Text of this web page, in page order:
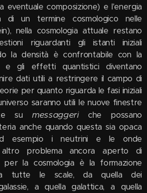
eventuale composizione) e l'energia
di un termine cosmologico nelle
nella cosmologia attuale restano
riguardanti gli istanti iniziali
la densità è confrontabile con la
e gli effetti quantistici diventano
dati utili a restringere il campo di
per quanto riguarda le fasi iniziali
saranno utili le nuove finestre
su messaggeriche possano
anche quando questa sia opaca
esempio i neutrini e le onde
altro problema ancora aperto di
per la cosmologia è la formazione
tutte le scale, da quella dei
a quella galattica, a quella